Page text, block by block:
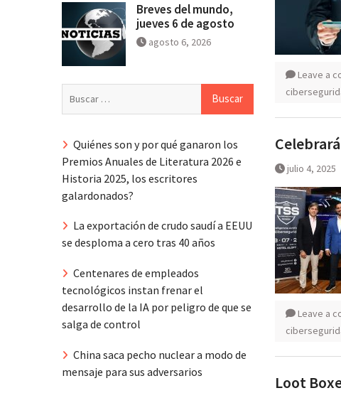
Leave a
julio 4, 2025
Leave a
Loot
Breves del mundo,
jueves 6 de agosto
agosto 6, 2026
Quiénes son y por qué ganaron los
Premios Anuales de Literatura 2026 e
Historia 2025, los escritores
galardonados?
La exportación de crudo saudí a EEUU
se desploma a cero tras 40 años
Centenares de empleados
tecnológicos instan frenar el
desarrollo de la IA por peligro de que se
salga de control
China saca pecho nuclear a modo de
mensaje para sus adversarios